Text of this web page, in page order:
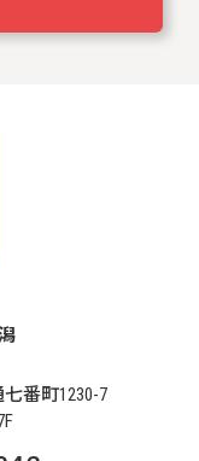
番町1230-7